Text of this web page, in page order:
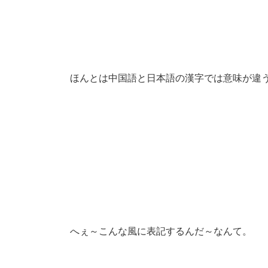
ほんとは中国語と日本語の漢字では意味が違
へぇ～こんな風に表記するんだ～なんて。